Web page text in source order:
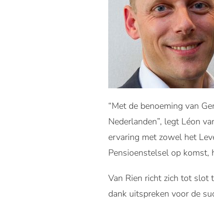
“Met de benoeming van
Nederlanden”, legt Léon
ervaring met zowel het
Pensioenstelsel op komst,
Van Rien richt zich tot slot
dank uitspreken voor de